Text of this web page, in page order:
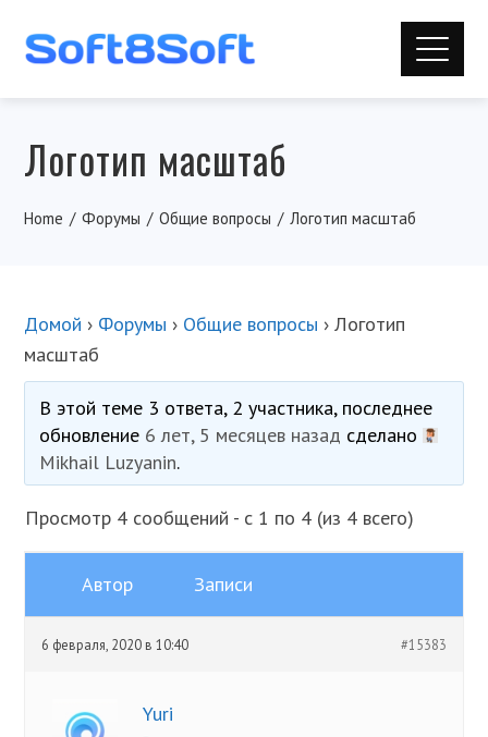
Логотип масштаб
Home Форумы Общие вопросы Логотип масштаб
Домой › Форумы › Общие вопросы › Логотип
масштаб
В этой теме 3 ответа, 2 участника, последнее
обновление 6 лет, 5 месяцев назад сделано
Mikhail Luzyanin.
Просмотр 4 сообщений - с 1 по 4 (из 4 всего)
Автор Записи
6 февраля, 2020 в 10:40 #15383
Yuri